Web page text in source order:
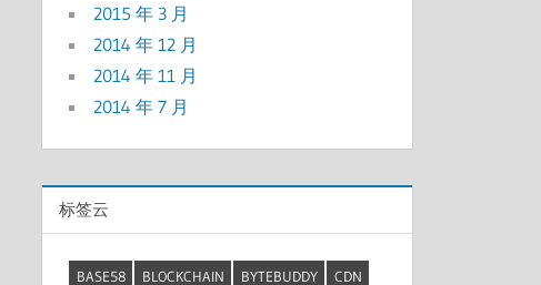
2015 年 3 月
2014 年 12 月
2014 年 11 月
2014 年 7 月
标签云
BASE58 BLOCKCHAIN BYTEBUDDY CDN